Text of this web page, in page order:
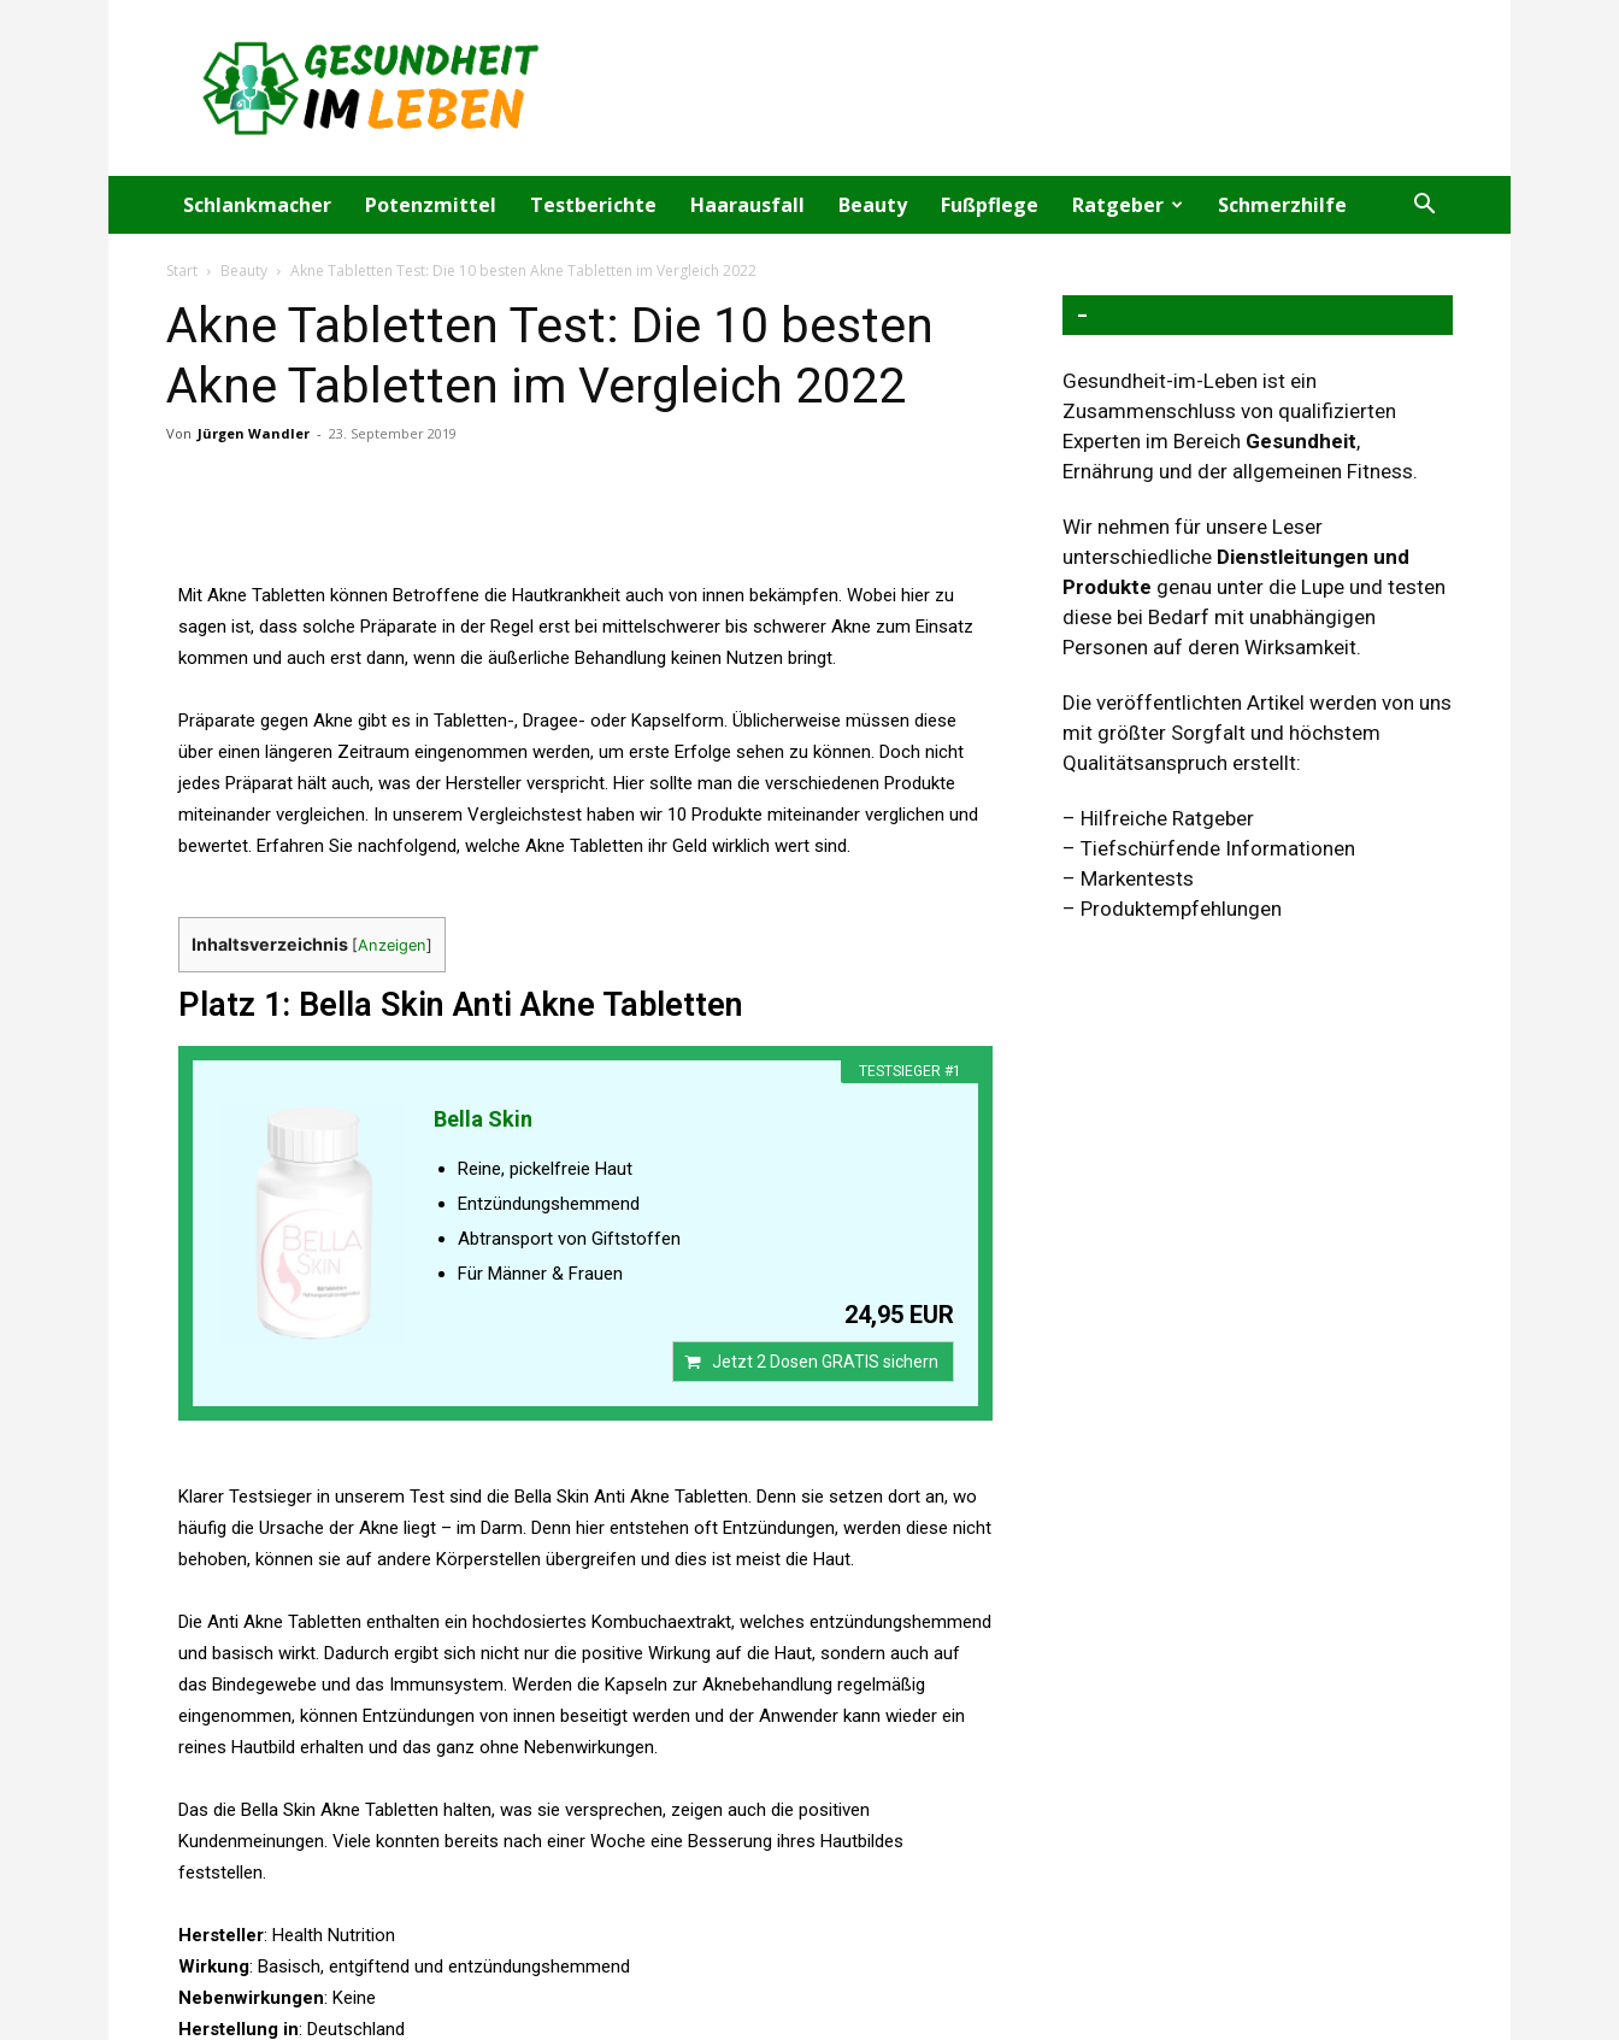
Gesundheit
im
Leben
Schlankmacher Potenzmittel Testberichte Haarausfall Beauty Fußpflege Ratgeber Schmerzhilfe
Start Beauty Akne Tabletten Test: Die 10 besten Akne Tabletten im Vergleich 2022
Akne Tabletten Test: Die 10 besten
Akne Tabletten im Vergleich 2022
Von Jürgen Wandler - 23. September 2019
Mit Akne Tabletten können Betroffene die Hautkrankheit auch von innen bekämpfen. Wobei hier zu
sagen ist, dass solche Präparate in der Regel erst bei mittelschwerer bis schwerer Akne zum Einsatz
kommen und auch erst dann, wenn die äußerliche Behandlung keinen Nutzen bringt.
Präparate gegen Akne gibt es in Tabletten-, Dragee- oder Kapselform. Üblicherweise müssen diese
über einen längeren Zeitraum eingenommen werden, um erste Erfolge sehen zu können. Doch nicht
jedes Präparat hält auch, was der Hersteller verspricht. Hier sollte man die verschiedenen Produkte
miteinander vergleichen. In unserem Vergleichstest haben wir 10 Produkte miteinander verglichen und
bewertet. Erfahren Sie nachfolgend, welche Akne Tabletten ihr Geld wirklich wert sind.
Inhaltsverzeichnis [Anzeigen]
Platz 1: Bella Skin Anti Akne Tabletten
TESTSIEGER #1
Bella Skin
Reine, pickelfreie Haut
Entzündungshemmend
Abtransport von Giftstoffen
Für Männer & Frauen
24,95 EUR
Jetzt 2 Dosen GRATIS sichern
Klarer Testsieger in unserem Test sind die Bella Skin Anti Akne Tabletten. Denn sie setzen dort an, wo
häufig die Ursache der Akne liegt – im Darm. Denn hier entstehen oft Entzündungen, werden diese nicht
behoben, können sie auf andere Körperstellen übergreifen und dies ist meist die Haut.
Die Anti Akne Tabletten enthalten ein hochdosiertes Kombuchaextrakt, welches entzündungshemmend
und basisch wirkt. Dadurch ergibt sich nicht nur die positive Wirkung auf die Haut, sondern auch auf
das Bindegewebe und das Immunsystem. Werden die Kapseln zur Aknebehandlung regelmäßig
eingenommen, können Entzündungen von innen beseitigt werden und der Anwender kann wieder ein
reines Hautbild erhalten und das ganz ohne Nebenwirkungen.
Das die Bella Skin Akne Tabletten halten, was sie versprechen, zeigen auch die positiven
Kundenmeinungen. Viele konnten bereits nach einer Woche eine Besserung ihres Hautbildes
feststellen.
Hersteller: Health Nutrition
Wirkung: Basisch, entgiftend und entzündungshemmend
Nebenwirkungen: Keine
Herstellung in: Deutschland
–
Gesundheit-im-Leben ist ein
Zusammenschluss von qualifizierten
Experten im Bereich Gesundheit,
Ernährung und der allgemeinen Fitness.
Wir nehmen für unsere Leser
unterschiedliche Dienstleitungen und
Produkte genau unter die Lupe und testen
diese bei Bedarf mit unabhängigen
Personen auf deren Wirksamkeit.
Die veröffentlichten Artikel werden von uns
mit größter Sorgfalt und höchstem
Qualitätsanspruch erstellt:
– Hilfreiche Ratgeber
– Tiefschürfende Informationen
– Markentests
– Produktempfehlungen